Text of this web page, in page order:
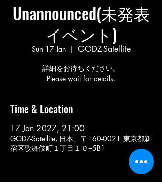
Unannounced(未発表
イベント)
Sun 17 Jan
  |
GODZ-Satellite
詳細をお待ちください。
Please wait for details.
Time & Location
17 Jan 2027, 21:00
GODZ-Satellite, 日本、〒160-0021 東京都新
宿区歌舞伎町１丁目１０−5B1